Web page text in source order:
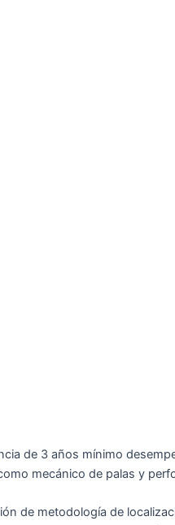
de 3 años mínimo
mecánico de palas y
de metodología de